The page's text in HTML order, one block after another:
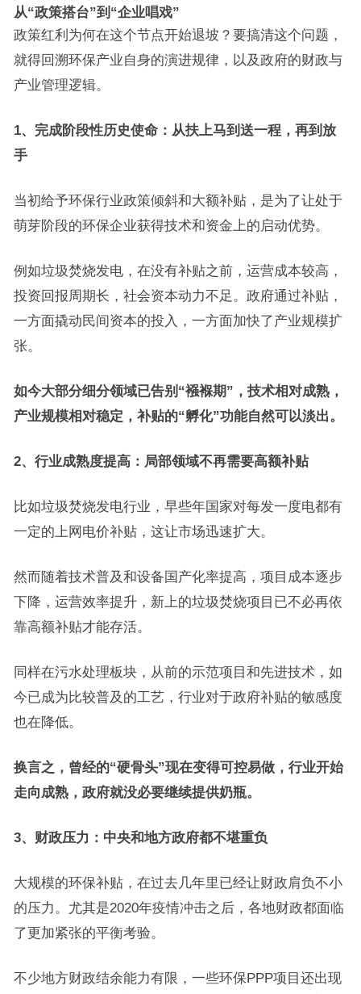
从“政策搭台”到“企业唱戏”
政策红利为何在这个节点开始退坡？要搞清这个问题，
就得回溯环保产业自身的演进规律，以及政府的财政与
产业管理逻辑。
1、完成阶段性历史使命：从扶上马到送一程，再到放
手
当初给予环保行业政策倾斜和大额补贴，是为了让处于
萌芽阶段的环保企业获得技术和资金上的启动优势。
例如垃圾焚烧发电，在没有补贴之前，运营成本较高，
投资回报周期长，社会资本动力不足。政府通过补贴，
一方面撬动民间资本的投入，一方面加快了产业规模扩
张。
如今大部分细分领域已告别“襁褓期”，技术相对成熟，
产业规模相对稳定，补贴的“孵化”功能自然可以淡出。
2、行业成熟度提高：局部领域不再需要高额补贴
比如垃圾焚烧发电行业，早些年国家对每发一度电都有
一定的上网电价补贴，这让市场迅速扩大。
然而随着技术普及和设备国产化率提高，项目成本逐步
下降，运营效率提升，新上的垃圾焚烧项目已不必再依
靠高额补贴才能存活。
同样在污水处理板块，从前的示范项目和先进技术，如
今已成为比较普及的工艺，行业对于政府补贴的敏感度
也在降低。
换言之，曾经的“硬骨头”现在变得可控易做，行业开始
走向成熟，政府就没必要继续提供奶瓶。
3、财政压力：中央和地方政府都不堪重负
大规模的环保补贴，在过去几年里已经让财政肩负不小
的压力。尤其是2020年疫情冲击之后，各地财政都面临
了更加紧张的平衡考验。
不少地方财政结余能力有限，一些环保PPP项目还出现